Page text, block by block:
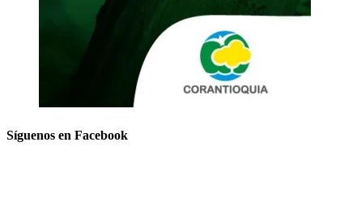
Síguenos en Facebook